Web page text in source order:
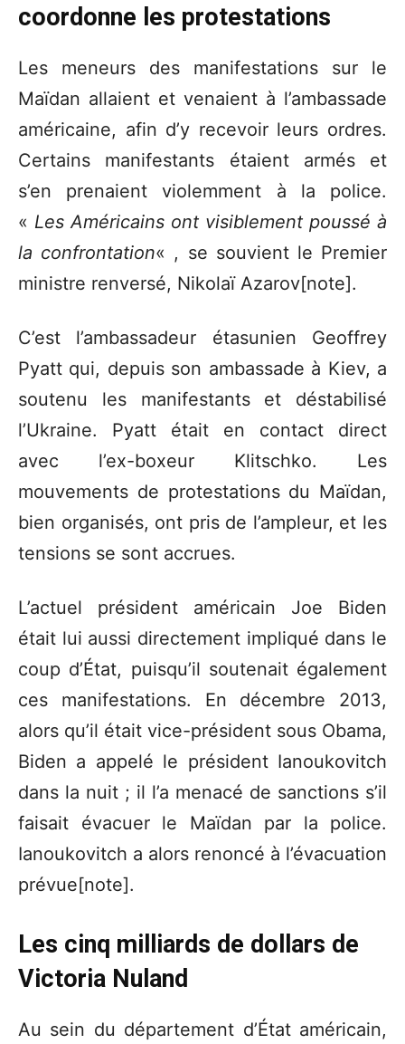
coordonne les protestations
Les meneurs des manifestations sur le
Maïdan allaient et venaient à l’ambassade
américaine, afin d’y recevoir leurs ordres.
Certains manifestants étaient armés et
s’en prenaient violemment à la police.
« Les Américains ont visiblement poussé à
la confrontation« , se souvient le Premier
ministre renversé, Nikolaï Azarov[note].
C’est l’ambassadeur étasunien Geoffrey
Pyatt qui, depuis son ambassade à Kiev, a
soutenu les manifestants et déstabilisé
l’Ukraine. Pyatt était en contact direct
avec l’ex-boxeur Klitschko. Les
mouvements de protestations du Maïdan,
bien organisés, ont pris de l’ampleur, et les
tensions se sont accrues.
L’actuel président américain Joe Biden
était lui aussi directement impliqué dans le
coup d’État, puisqu’il soutenait également
ces manifestations. En décembre 2013,
alors qu’il était vice-président sous Obama,
Biden a appelé le président Ianoukovitch
dans la nuit ; il l’a menacé de sanctions s’il
faisait évacuer le Maïdan par la police.
Ianoukovitch a alors renoncé à l’évacuation
prévue[note].
Les cinq milliards de dollars de
Victoria Nuland
Au sein du département d’État américain,